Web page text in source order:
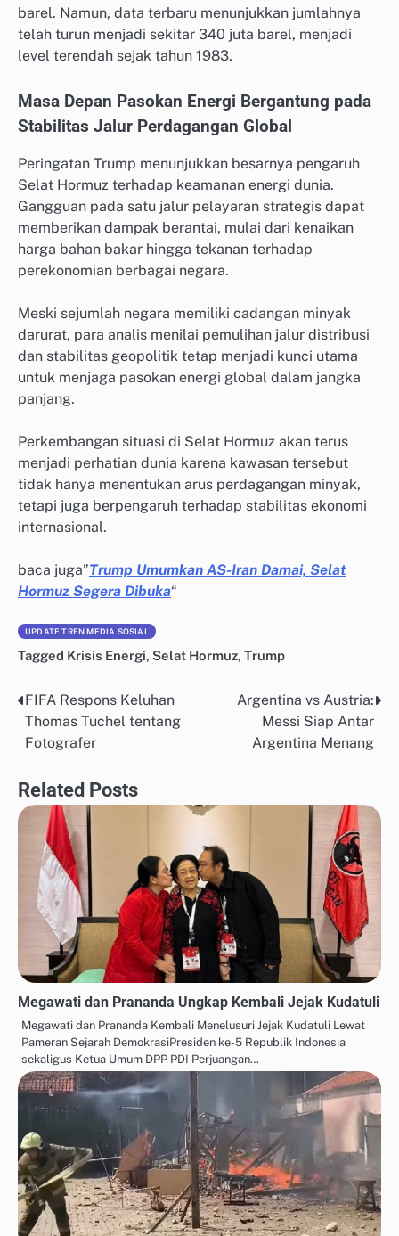
barel. Namun, data terbaru menunjukkan jumlahnya
telah turun menjadi sekitar 340 juta barel, menjadi
level terendah sejak tahun 1983.
Masa Depan Pasokan Energi Bergantung pada
Stabilitas Jalur Perdagangan Global
Peringatan Trump menunjukkan besarnya pengaruh
Selat Hormuz terhadap keamanan energi dunia.
Gangguan pada satu jalur pelayaran strategis dapat
memberikan dampak berantai, mulai dari kenaikan
harga bahan bakar hingga tekanan terhadap
perekonomian berbagai negara.
Meski sejumlah negara memiliki cadangan minyak
darurat, para analis menilai pemulihan jalur distribusi
dan stabilitas geopolitik tetap menjadi kunci utama
untuk menjaga pasokan energi global dalam jangka
panjang.
Perkembangan situasi di Selat Hormuz akan terus
menjadi perhatian dunia karena kawasan tersebut
tidak hanya menentukan arus perdagangan minyak,
tetapi juga berpengaruh terhadap stabilitas ekonomi
internasional.
baca juga”Trump Umumkan AS-Iran Damai, Selat
Hormuz Segera Dibuka“
UPDATE TREN MEDIA SOSIAL
Tagged Krisis Energi, Selat Hormuz, Trump
Post
navigation
FIFA Respons Keluhan
Thomas Tuchel tentang
Fotografer
Argentina vs Austria:
Messi Siap Antar
Argentina Menang
Related Posts
Megawati dan Prananda Ungkap Kembali Jejak Kudatuli
Megawati dan Prananda Kembali Menelusuri Jejak Kudatuli Lewat
Pameran Sejarah DemokrasiPresiden ke-5 Republik Indonesia
sekaligus Ketua Umum DPP PDI Perjuangan…